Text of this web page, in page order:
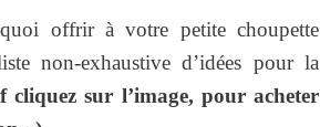
offrir à votre petite choupette
non-exhaustive d’idées pour la
sur l’image, pour acheter